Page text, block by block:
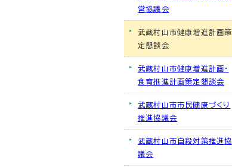
営協議会
武蔵村山市健康増進計画策
定懇談会
武蔵村山市健康増進計画・
食育推進計画策定懇談会
武蔵村山市市民健康づくり
推進協議会
武蔵村山市自殺対策推進協
議会